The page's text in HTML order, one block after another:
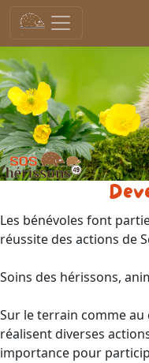
Les bénévoles font
réussite des actions de
Soins des hérissons,
Sur le terrain comme au
réalisent diverses
importance pour